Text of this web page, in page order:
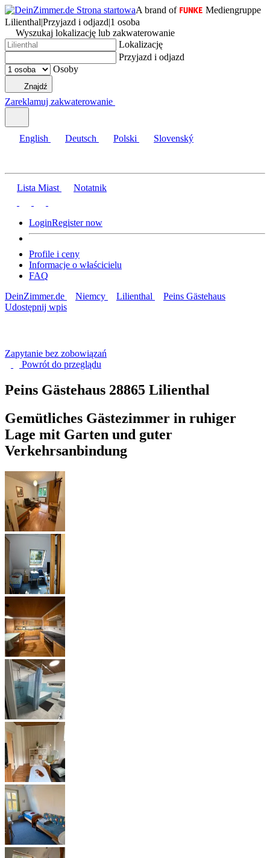
A brand of
Mediengruppe
Lilienthal|Przyjazd i odjazd|1 osoba
Wyszukaj lokalizację lub zakwaterowanie
Lokalizację
Przyjazd i odjazd
Osoby
Znajdź
Zareklamuj zakwaterowanie
English Deutsch Polski Slovenský
Lista Miast Notatnik
LoginRegister now
Profile i ceny
Informacje o właścicielu
FAQ
DeinZimmer.de
Niemcy Lilienthal
Peins Gästehaus
Udostępnij wpis
Zapytanie bez zobowiązań
Powrót do przeglądu
Peins Gästehaus 28865 Lilienthal
Gemütliches Gästezimmer in ruhiger
Lage mit Garten und guter
Verkehrsanbindung